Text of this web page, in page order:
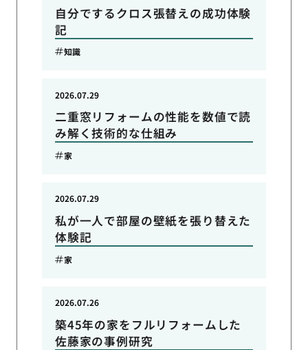
自分でするクロス張替えの成功体験
記
知識
二重窓リフォームの性能を数値で読
み解く技術的な仕組み
2026.07.29
家
私が一人で部屋の壁紙を張り替えた
体験記
2026.07.29
家
築45年の家をフルリフォームした
佐藤家の事例研究
2026.07.26